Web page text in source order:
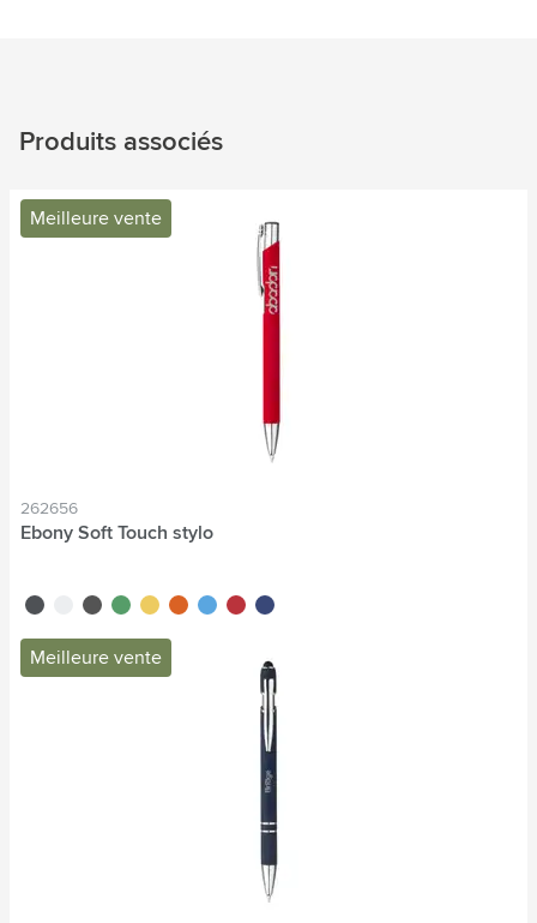
Produits associés
Meilleure vente
262656
Ebony Soft Touch stylo
noir blancgris vert jauneorangebleu clair
rougebleu foncé
Meilleure vente